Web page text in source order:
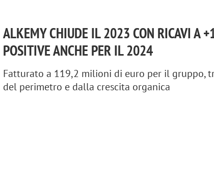
ALKEMY CHIUDE IL 2023 CON RICAVI A
POSITIVE ANCHE PER IL 2024
Fatturato a 119,2 milioni di euro per il gruppo,
del perimetro e dalla crescita organica